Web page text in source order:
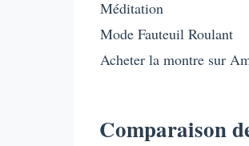
Méditation
Mode Fauteuil Roulant
Acheter la montre sur
Comparaison